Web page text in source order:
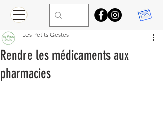
Rendre les médicaments aux
pharmacies
Les Petits Gestes